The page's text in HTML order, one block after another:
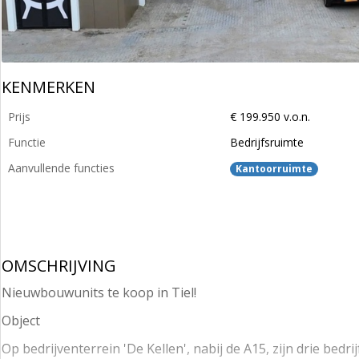
KENMERKEN
Prijs
€ 199.950 v.o.n.
Functie
Bedrijfsruimte
Aanvullende functies
Kantoorruimte
OMSCHRIJVING
Nieuwbouwunits te koop in Tiel!
Object
Op bedrijventerrein 'De Kellen', nabij de A15, zijn drie